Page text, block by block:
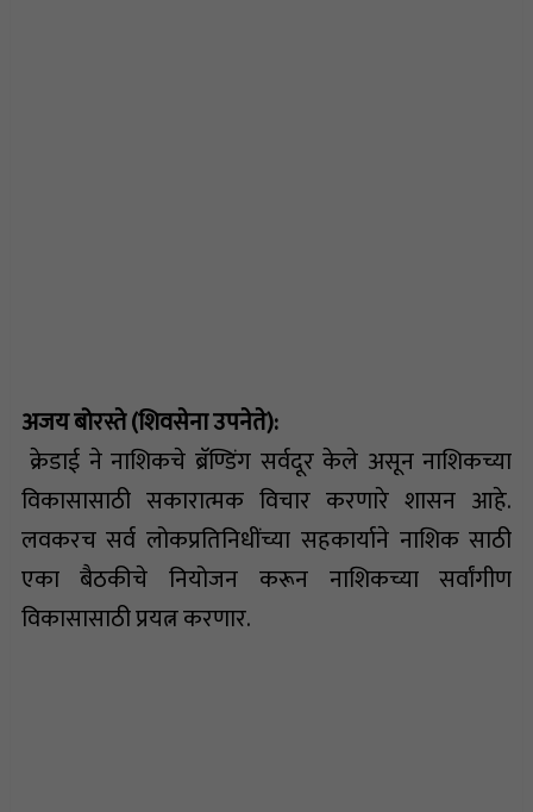
अजय बोरस्ते (शिवसेना उपनेते):
क्रेडाई ने नाशिकचे ब्रॅण्डिंग सर्वदूर केले असून नाशिकच्या
विकासासाठी सकारात्मक विचार करणारे शासन आहे.
लवकरच सर्व लोकप्रतिनिधींच्या सहकार्याने नाशिक साठी
एका बैठकीचे नियोजन करून नाशिकच्या सर्वांगीण
विकासासाठी प्रयत्न करणार.